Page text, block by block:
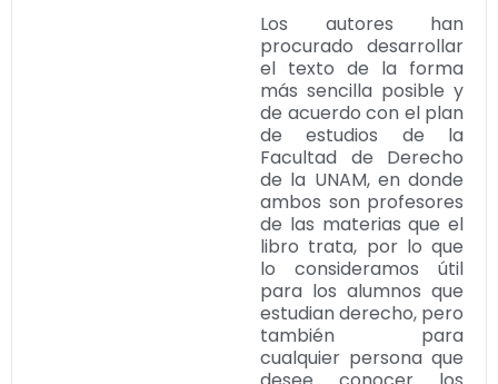
Los autores han
procurado desarrollar
el texto de la forma
más sencilla posible y
de acuerdo con el plan
de estudios de la
Facultad de Derecho
de la UNAM, en donde
ambos son profesores
de las materias que el
libro trata, por lo que
lo consideramos útil
para los alumnos que
estudian derecho, pero
también para
cualquier persona que